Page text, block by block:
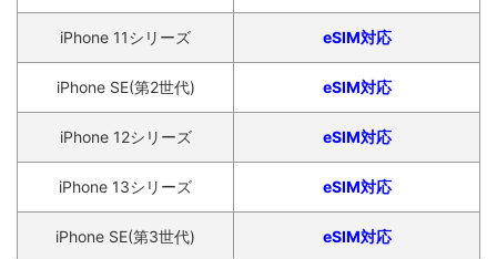
iPhone 11シリーズ eSIM対応
iPhone SE(第2世代) eSIM対応
iPhone 12シリーズ eSIM対応
iPhone 13シリーズ eSIM対応
iPhone SE(第3世代) eSIM対応